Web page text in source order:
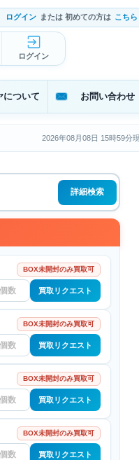
ログイン または 初めての方は こちら
ログイン
について お問い合わせ
2026年08月08日 15時59分
詳細検索
BOX未開封のみ買取可
買取リクエスト
BOX未開封のみ買取可
買取リクエスト
BOX未開封のみ買取可
買取リクエスト
BOX未開封のみ買取可
買取リクエスト